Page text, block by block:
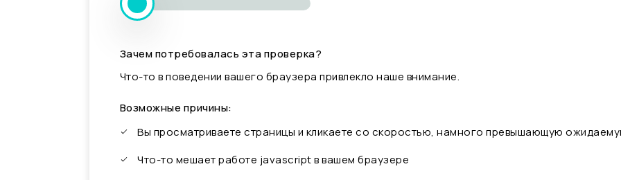
Зачем потребовалась эта проверка?
Что-то в поведении вашего браузера привлекло наше внимание.
Возможные причины:
Вы просматриваете страницы и кликаете со скоростью, намного превышающую
Что-то мешает работе javascript в вашем браузере